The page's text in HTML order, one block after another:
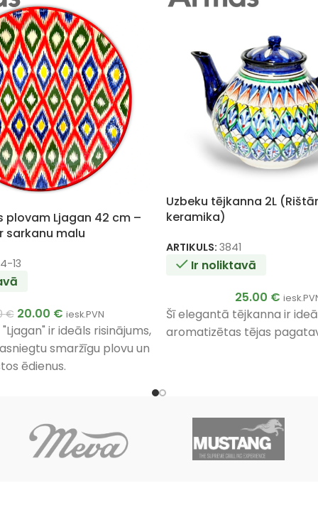
plovam Ljagan 42 cm –
sarkanu malu
13
€ 20.00 € iesk.PVN
ir ideāls risinājums,
smaržīgu plovu un
ēdienus.
Uzbeku tējkanna 2L
keramika)
ARTIKULS: 3841
Ir noliktavā
25.00 €
Šī elegantā tējkanna ir
aromatizētas tējas